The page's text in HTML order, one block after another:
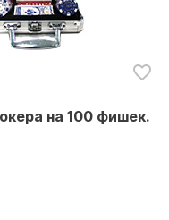
на 100 фишек.